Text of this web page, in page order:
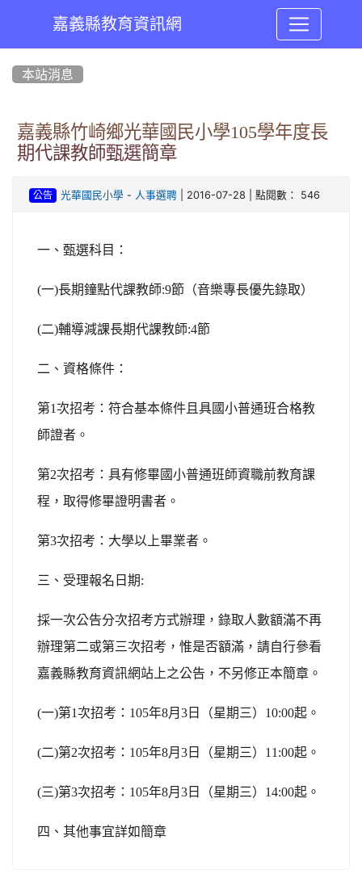
嘉義縣教育資訊網
本站消息
嘉義縣竹崎鄉光華國民小學105學年度長
期代課教師甄選簡章
公告 光華國民小學- 人事選聘| 2016-07-28 | 點閱數： 546
一、甄選科目：
(一)長期鐘點代課教師:9節（音樂專長優先錄取）
(二)輔導減課長期代課教師:4節
二、資格條件：
第1次招考：符合基本條件且具國小普通班合格教
師證者。
第2次招考：具有修畢國小普通班師資職前教育課
程，取得修畢證明書者。
第3次招考：大學以上畢業者。
三、受理報名日期:
採一次公告分次招考方式辦理，錄取人數額滿不再
辦理第二或第三次招考，惟是否額滿，請自行參看
嘉義縣教育資訊網站上之公告，不另修正本簡章。
(一)第1次招考： 105年8月 3 日（星期三） 10:00起。
(二)第2次招考： 105年8月 3 日（星期三） 11:00起。
(三)第3次招考： 105年8月 3 日（星期三） 14:00起。
四、其他事宜詳如簡章